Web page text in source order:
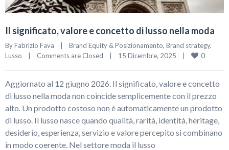
Il significato, valore e concetto di lusso nella moda
By Fabrizio Fava | Brand Equity & Posizionamento, Brand strategy
Lusso
| Comments are Closed | 15 Dicembre, 2025 | 0
Aggiornato al 12 giugno 2026. Il significato, valore e concetto
di lusso nella moda non coincide semplicemente con il prezzo
alto. Un prodotto costoso non è automaticamente un prodotto
di lusso. Il lusso nasce quando qualità, rarità, identità, heritage,
desiderio, esperienza, servizio e valore percepito si combinano
in modo coerente. Nel settore moda il lusso